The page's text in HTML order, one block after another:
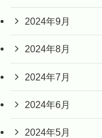
2024年9月
2024年8月
2024年7月
2024年6月
2024年5月